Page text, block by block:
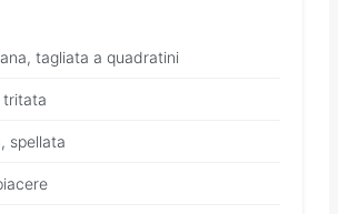
tagliata a quadratini
tritata
spellata